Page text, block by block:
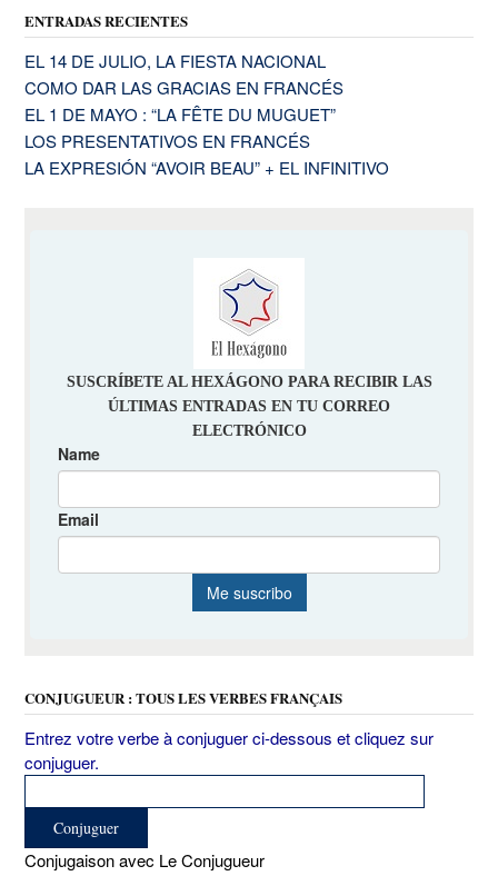
ENTRADAS RECIENTES
EL 14 DE JULIO, LA FIESTA NACIONAL
COMO DAR LAS GRACIAS EN FRANCÉS
EL 1 DE MAYO : “LA FÊTE DU MUGUET”
LOS PRESENTATIVOS EN FRANCÉS
LA EXPRESIÓN “AVOIR BEAU” + EL INFINITIVO
CONJUGUEUR : TOUS LES VERBES FRANÇAIS
Entrez votre verbe à conjuguer ci-dessous et cliquez sur
conjuguer.
Conjugaison avec Le Conjugueur